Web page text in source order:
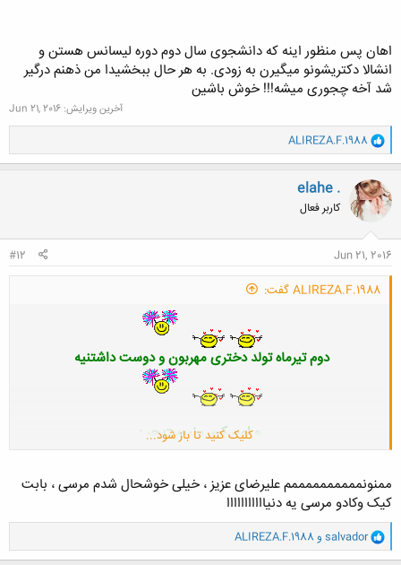
کلیک کنید تا باز شود...
اهان پس منظور اینه که دانشجوی سال دوم دوره لیسانس هستن و
انشالا دکتریشونو میگیرن به زودی. به هر حال ببخشیدا من ذهنم درگیر
شد آخه چجوری میشه!!! خوش باشین
آخرین ویرایش: Jun 21, 2016
و
ا
ک
ن
ش
ه
ALIREZA.F.1988
elahe .
کاربر فعال
Jun 21, 2016
#12
ALIREZA.F.1988 گفت:
دوم تیرماه تولد دختری مهربون و دوست داشتنیه
و اون کسی نیست جر :
سرکار خانوم دکتر مهسا
اينم لينك پروفايلش:
http://www.www.iran-eng.ir/member.php/651702-elahe
کلیک کنید تا باز شود...
ممنونممممممممممم علیرضای عزیز ، خیلی خوشحال شدم مرسی ، بابت
کیک وکادو مرسی یه دنیااااااااااا
و
ا
salvador و ALIREZA.F.1988